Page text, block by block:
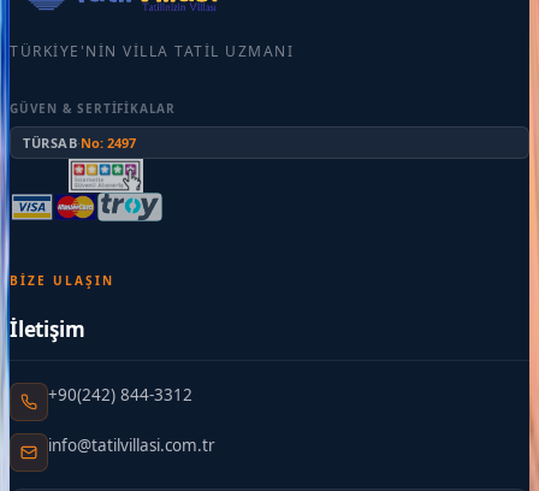
TÜRKIYE'NIN VILLA TATIL UZMANI
GÜVEN & SERTIFIKALAR
TÜRSAB·No: 2497
BIZE ULAŞIN
İletişim
+90(242) 844-3312
info@tatilvillasi.com.tr